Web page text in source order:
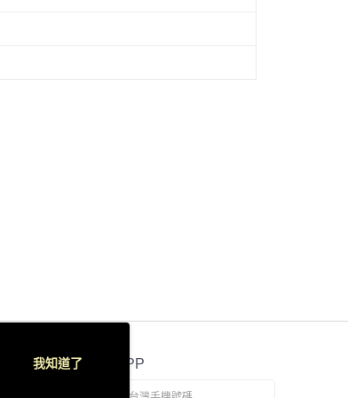
官方APP
我知道了